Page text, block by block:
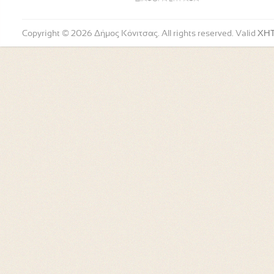
Copyright © 2026 Δήμος Κόνιτσας. All rights reserved. Valid